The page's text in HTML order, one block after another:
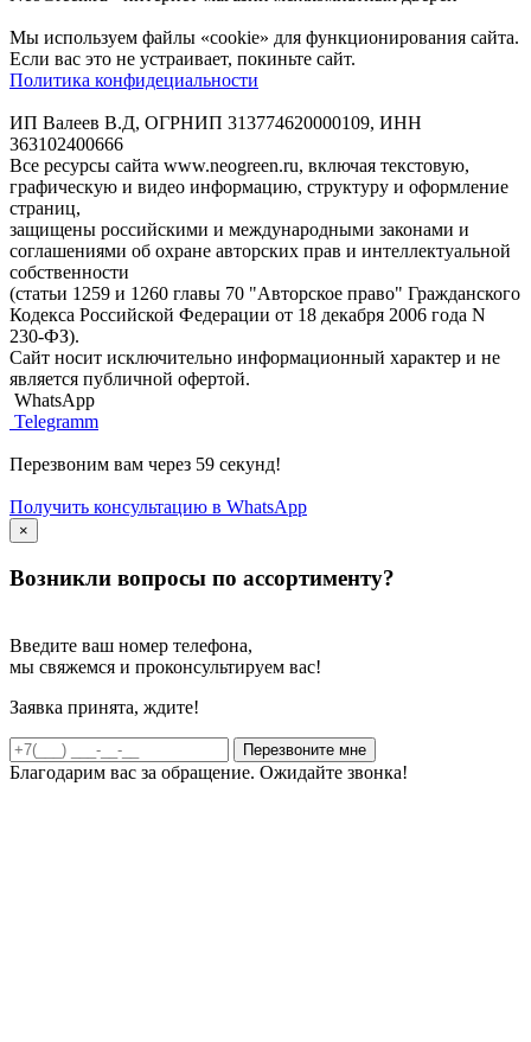
Мы используем файлы «cookie» для функционирования сайта.
Если вас это не устраивает, покиньте сайт.
Политика конфидециальности
ИП Валеев В.Д, ОГРНИП 313774620000109, ИНН
363102400666
Все ресурсы сайта www.neogreen.ru, включая текстовую,
графическую и видео информацию, структуру и оформление
страниц,
защищены российскими и международными законами и
соглашениями об охране авторских прав и интеллектуальной
собственности
(статьи 1259 и 1260 главы 70 "Авторское право" Гражданского
Кодекса Российской Федерации от 18 декабря 2006 года N
230-ФЗ).
Сайт носит исключительно информационный характер и не
является публичной офертой.
WhatsApp
Telegramm
Перезвоним вам через 59 секунд!
Получить консультацию в WhatsApp
×
Возникли вопросы по ассортименту?
Введите ваш номер телефона,
мы свяжемся и проконсультируем вас!
Заявка принята, ждите!
Благодарим вас за обращение. Ожидайте звонка!